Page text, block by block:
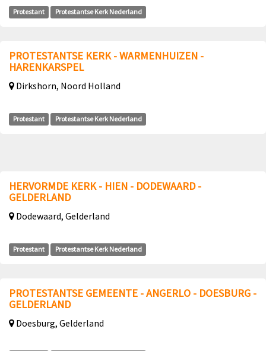
Protestant Protestantse Kerk Nederland
PROTESTANTSE KERK - WARMENHUIZEN -
HARENKARSPEL
Dirkshorn, Noord Holland
Protestant Protestantse Kerk Nederland
HERVORMDE KERK - HIEN - DODEWAARD -
GELDERLAND
Dodewaard, Gelderland
Protestant Protestantse Kerk Nederland
PROTESTANTSE GEMEENTE - ANGERLO - DOESBURG -
GELDERLAND
Doesburg, Gelderland